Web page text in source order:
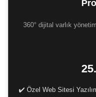
360° dijital varlık
✔️ Özel Web Sitesi